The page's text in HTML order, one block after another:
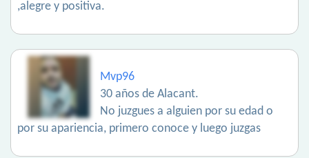
,alegre y positiva.
Mvp96
30 años de Alacant.
No juzgues a alguien por su edad o
por su apariencia, primero conoce y luego juzgas